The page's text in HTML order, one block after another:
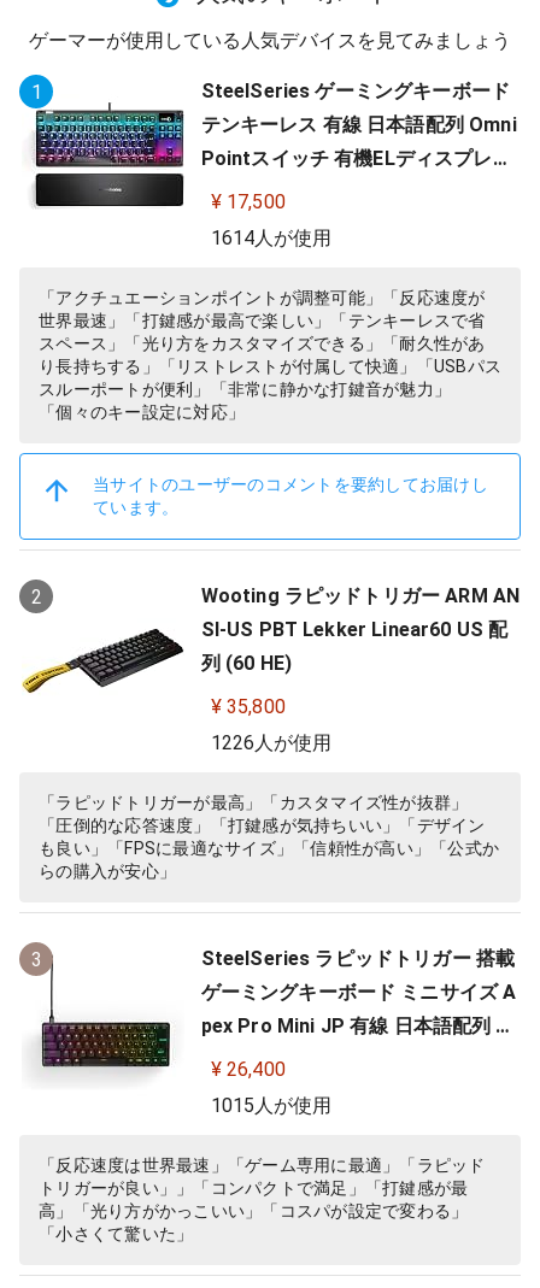
ゲーマーが使用している人気デバイスを見てみましょう
1
SteelSeries ゲーミングキーボード
テンキーレス 有線 日本語配列 Omni
Pointスイッチ 有機ELディスプレイ
搭載 Apex Pro TKL JP 64737
¥ 17,500
1614人が使用
「アクチュエーションポイントが調整可能」「反応速度が
世界最速」「打鍵感が最高で楽しい」「テンキーレスで省
スペース」「光り方をカスタマイズできる」「耐久性があ
り長持ちする」「リストレストが付属して快適」「USBパス
スルーポートが便利」「非常に静かな打鍵音が魅力」
「個々のキー設定に対応」
当サイトのユーザーのコメントを要約してお届けし
ています。
2
Wooting ラピッドトリガー ARM AN
SI-US PBT Lekker Linear60 US 配
列 (60 HE)
¥ 35,800
1226人が使用
「ラピッドトリガーが最高」「カスタマイズ性が抜群」
「圧倒的な応答速度」「打鍵感が気持ちいい」「デザイン
も良い」「FPSに最適なサイズ」「信頼性が高い」「公式か
らの購入が安心」
3
SteelSeries ラピッドトリガー 搭載
ゲーミングキーボード ミニサイズ A
pex Pro Mini JP 有線 日本語配列 O
mniPointスイッチ 2ーinー1アクシ
ョンキー 搭載 64825 ブラック
¥ 26,400
1015人が使用
「反応速度は世界最速」「ゲーム専用に最適」「ラピッド
トリガーが良い」」「コンパクトで満足」「打鍵感が最
高」「光り方がかっこいい」「コスパが設定で変わる」
「小さくて驚いた」